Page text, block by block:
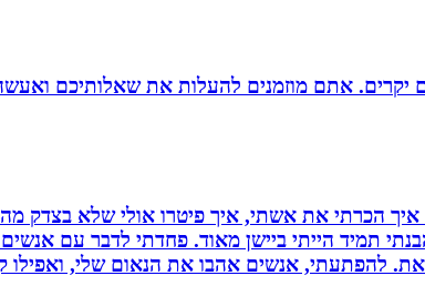
יקרים. אתם מוזמנים להעלות את שאלותיכם
איך הכרתי את אשתי, איך פיטרו אולי שלא בצדק
תמיד הייתי ביישן מאוד. פחדתי לדבר עם
להפתעתי, אנשים אהבו את הנאום שלי, ואפילו